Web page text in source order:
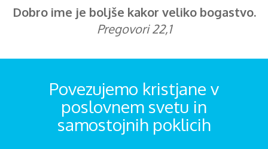
Dobro ime je boljše kakor veliko bogastvo.
Pregovori 22,1
Povezujemo kristjane v
poslovnem svetu in
samostojnih poklicih